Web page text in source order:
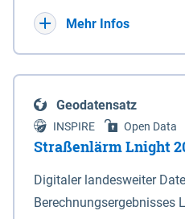
verkleinerte Amtliche Karte
projizierte Koordinaten im
Terrestrischen
der Universalen
bezogen auf die Zone 32
(Anlage 4); Gleiches gilt
Mehr Infos
Geodatensatz
INSPIRE Open Data
Straßenlärm Lnight
Digitaler landesweiter
Berechnungsergebnisses